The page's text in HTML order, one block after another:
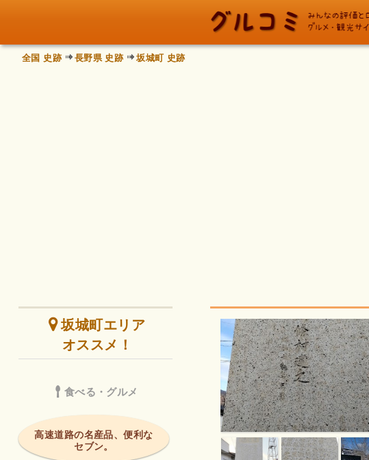
全国 史跡 長野県 史跡 坂城町 史跡
坂城町エリア
オススメ！
食べる・グルメ
高速道路の名産品、便利な
セブン。